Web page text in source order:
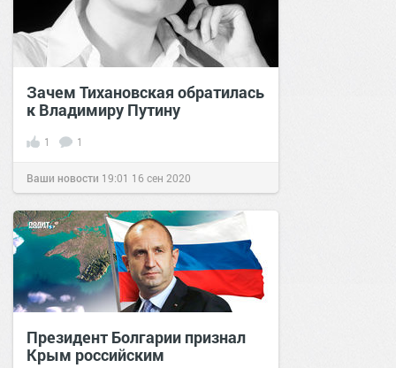
Зачем Тихановская обратилась
к Владимиру Путину
1 1
Ваши новости 19:01 16 сен 2020
Президент Болгарии признал
Крым российским